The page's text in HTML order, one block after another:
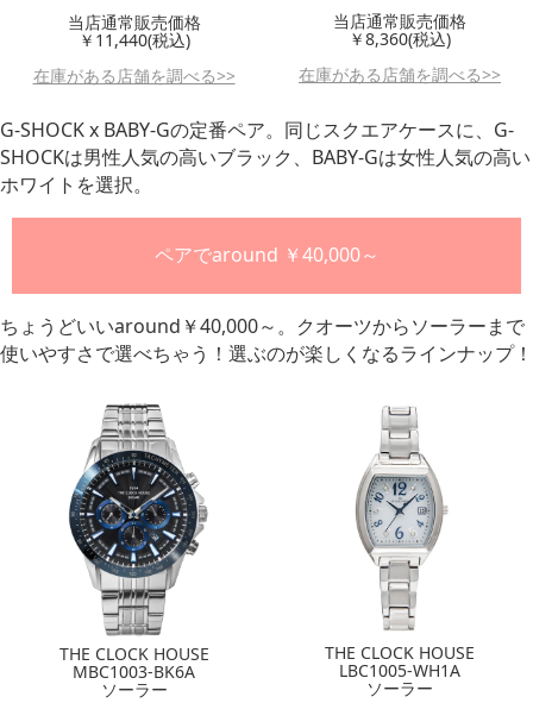
当店通常販売価格
￥11,440(税込)
在庫がある店舗を調べる>>
当店通常販売価格
￥8,360(税込)
在庫がある店舗を調べる>>
G-SHOCK x BABY-Gの定番ペア。同じスクエアケースに、G-
SHOCKは男性人気の高いブラック、BABY-Gは女性人気の高い
ホワイトを選択。
ペアでaround ￥40,000～
ちょうどいいaround￥40,000～。クオーツからソーラーまで
使いやすさで選べちゃう！選ぶのが楽しくなるラインナップ！
THE CLOCK HOUSE
MBC1003-BK6A
ソーラー
THE CLOCK HOUSE
LBC1005-WH1A
ソーラー